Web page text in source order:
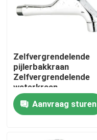
Thuis
Zelfvergrendelende
pijlerbakkraan
Zelfvergrendelende
waterkraan
Aanvraag sturen